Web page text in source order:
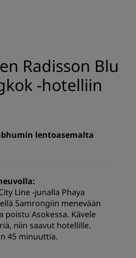
Radisson Blu
-hotelliin
lentoasemalta
Line -junalla Phaya
Samrongiin menevään
poistu Asokessa. Kävele
niin saavut hotellille.
45 minuuttia.